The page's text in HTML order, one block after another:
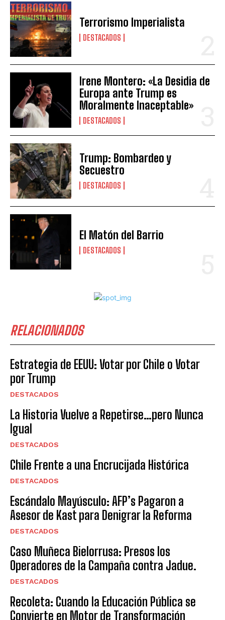
Terrorismo Imperialista
DESTACADOS
Irene Montero: «La Desidia de
Europa ante Trump es
Moralmente Inaceptable»
DESTACADOS
Trump: Bombardeo y
Secuestro
DESTACADOS
El Matón del Barrio
DESTACADOS
RELACIONADOS
Estrategia de EEUU: Votar por Chile o Votar
por Trump
DESTACADOS
La Historia Vuelve a Repetirse…pero Nunca
Igual
DESTACADOS
Chile Frente a una Encrucijada Histórica
DESTACADOS
Escándalo Mayúsculo: AFP’s Pagaron a
Asesor de Kast para Denigrar la Reforma
DESTACADOS
Caso Muñeca Bielorrusa: Presos los
Operadores de la Campaña contra Jadue.
DESTACADOS
Recoleta: Cuando la Educación Pública se
Convierte en Motor de Transformación